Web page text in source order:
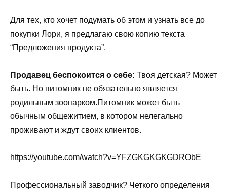
Для тех, кто хочет подумать об этом и узнать все до
покупки Лори, я предлагаю свою копию текста
“Предложения продукта”.
Продавец беспокоится о себе: Твоя детская? Может
быть. Но питомник не обязательно является
родильным зоопарком.Питомник может быть
обычным общежитием, в котором нелегально
проживают и ждут своих клиентов.
https://youtube.com/watch?v=YFZGKGKGKGDRObE
Профессиональный заводчик? Четкого определения